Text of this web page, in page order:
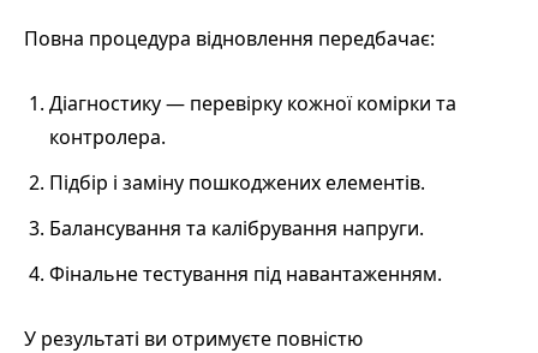
Повна процедура відновлення передбачає:
Діагностику — перевірку кожної комірки та
контролера.
Підбір і заміну пошкоджених елементів.
Балансування та калібрування напруги.
Фінальне тестування під навантаженням.
У результаті ви отримуєте повністю